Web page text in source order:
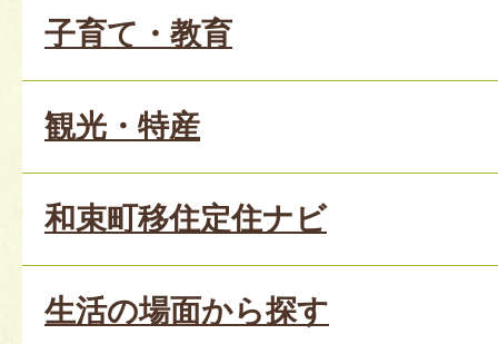
子育て・教育
観光・特産
和束町移住定住ナビ
生活の場面から探す